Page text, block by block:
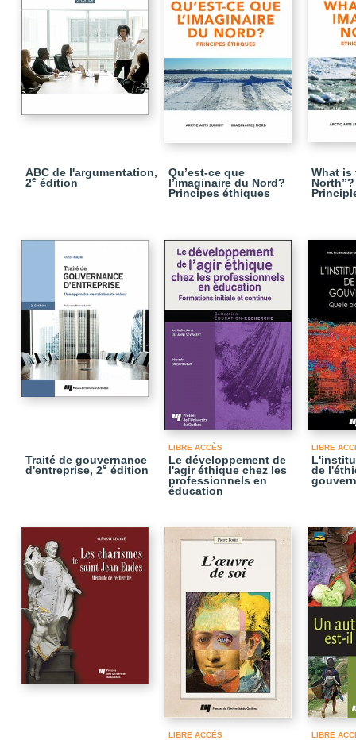
ABC de l'argumentation,
2e édition
Qu’est-ce que
l’imaginaire du Nord?
Principes éthiques
What is
Traité de gouvernance
d'entreprise, 2e édition
LIBRE ACCÈS
Le développement de
l'agir éthique chez les
professionnels en
éducation
LIBRE
de
LIBRE ACCÈS LIBRE